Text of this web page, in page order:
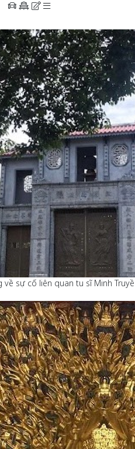
sự cố liên quan tu sĩ Minh